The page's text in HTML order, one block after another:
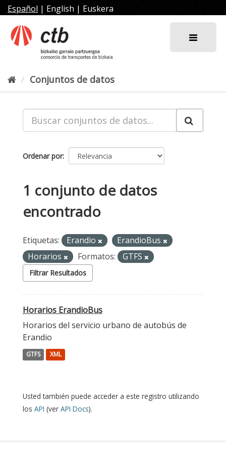
al
contenido
Español | English | Euskera
Conjuntos de datos
Ordenar por
1 conjunto de datos
encontrado
Etiquetas: Erandio
ErandioBus
Horarios
Formatos: GTFS
Filtrar Resultados
Horarios ErandioBus
Horarios del servicio urbano de autobús de
Erandio
GTFS XML
Usted también puede acceder a este registro utilizando
los API (ver API Docs).